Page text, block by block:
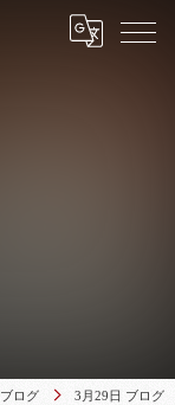
ブログ 3月29日 ブログ